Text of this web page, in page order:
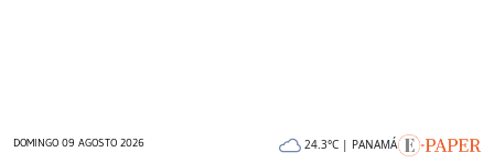
DOMINGO 09 AGOSTO 2026 24.3°C | PANAMÁ